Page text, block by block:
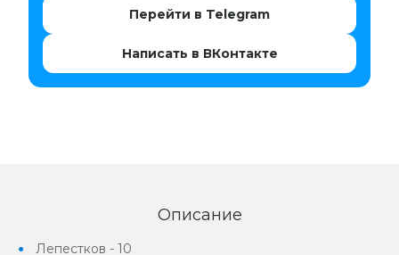
Перейти в Telegram
Написать в ВКонтакте
Описание
Лепестков - 10